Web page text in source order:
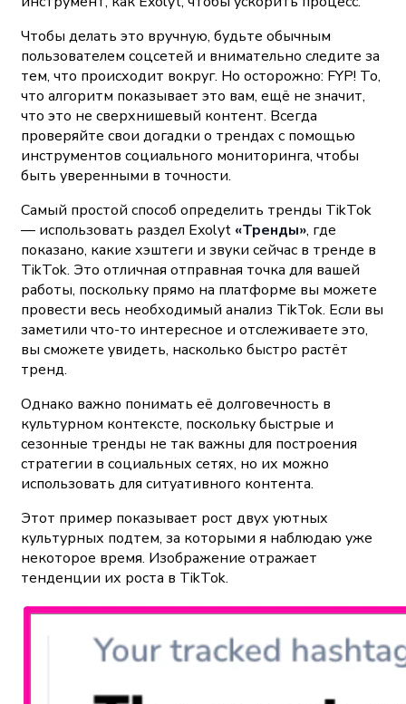
Чтобы делать это вручную, будьте обычным
пользователем соцсетей и внимательно следите за
тем, что происходит вокруг. Но осторожно: FYP! То,
что алгоритм показывает это вам, ещё не значит,
что это не сверхнишевый контент. Всегда
проверяйте свои догадки о трендах с помощью
инструментов социального мониторинга, чтобы
быть уверенными в точности.
Самый простой способ определить тренды TikTok
— использовать раздел Exolyt «Тренды», где
показано, какие хэштеги и звуки сейчас в тренде в
TikTok. Это отличная отправная точка для вашей
работы, поскольку прямо на платформе вы можете
провести весь необходимый анализ TikTok. Если вы
заметили что-то интересное и отслеживаете это,
вы сможете увидеть, насколько быстро растёт
тренд.
Однако важно понимать её долговечность в
культурном контексте, поскольку быстрые и
сезонные тренды не так важны для построения
стратегии в социальных сетях, но их можно
использовать для ситуативного контента.
Этот пример показывает рост двух уютных
культурных подтем, за которыми я наблюдаю уже
некоторое время. Изображение отражает
тенденции их роста в TikTok.